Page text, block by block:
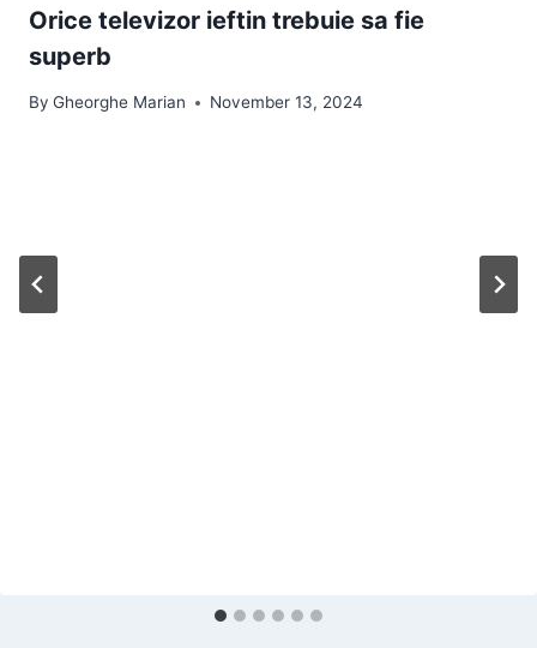
Orice televizor ieftin trebuie sa fie
superb
By Gheorghe Marian November 13, 2024